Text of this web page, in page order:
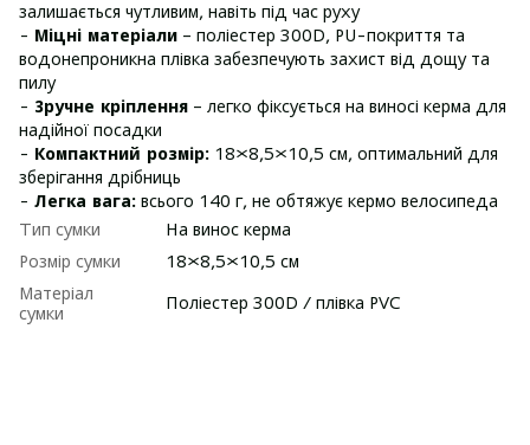
залишається чутливим, навіть під час руху
- Міцні матеріали – поліестер 300D, PU-покриття та
водонепроникна плівка забезпечують захист від дощу та
пилу
- Зручне кріплення – легко фіксується на виносі керма для
надійної посадки
- Компактний розмір: 18×8,5×10,5 см, оптимальний для
зберігання дрібниць
- Легка вага: всього 140 г, не обтяжує кермо велосипеда
Тип сумки
На винос керма
Розмір сумки
18×8,5×10,5 см
Матеріал
сумки
Поліестер 300D / плівка PVC